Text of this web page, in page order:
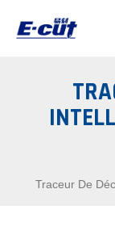
Traceur De